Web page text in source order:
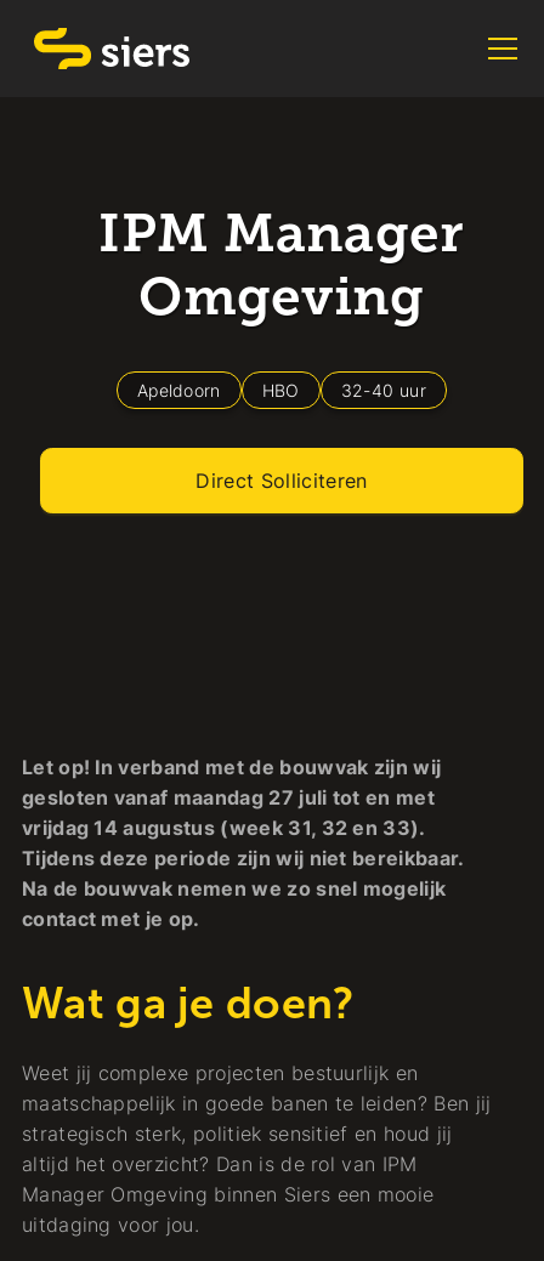
IPM Manager
Omgeving
Apeldoorn HBO 32-40 uur
Direct Solliciteren
Let op! In verband met de bouwvak zijn wij
gesloten vanaf maandag 27 juli tot en met
vrijdag 14 augustus (week 31, 32 en 33).
Tijdens deze periode zijn wij niet bereikbaar.
Na de bouwvak nemen we zo snel mogelijk
contact met je op.
Wat ga je doen?
Weet jij complexe projecten bestuurlijk en
maatschappelijk in goede banen te leiden? Ben jij
strategisch sterk, politiek sensitief en houd jij
altijd het overzicht? Dan is de rol van IPM
Manager Omgeving binnen Siers een mooie
uitdaging voor jou.